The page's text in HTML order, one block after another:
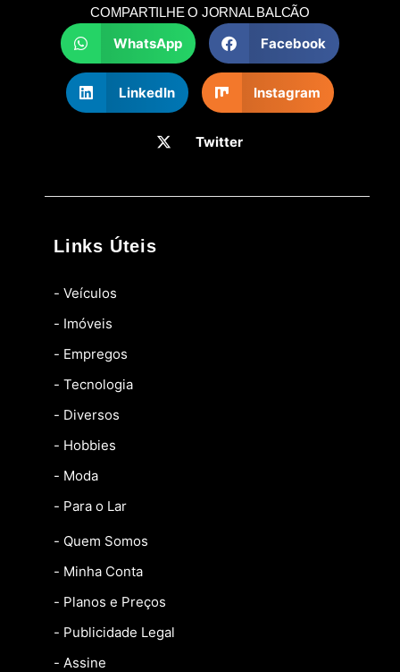
COMPARTILHE O JORNAL BALCÃO
WhatsApp Facebook
LinkedIn Instagram
Twitter
Links Úteis
- Veículos
- Imóveis
- Empregos
- Tecnologia
- Diversos
- Hobbies
- Moda
- Para o Lar
- Quem Somos
- Minha Conta
- Planos e Preços
- Publicidade Legal
- Assine